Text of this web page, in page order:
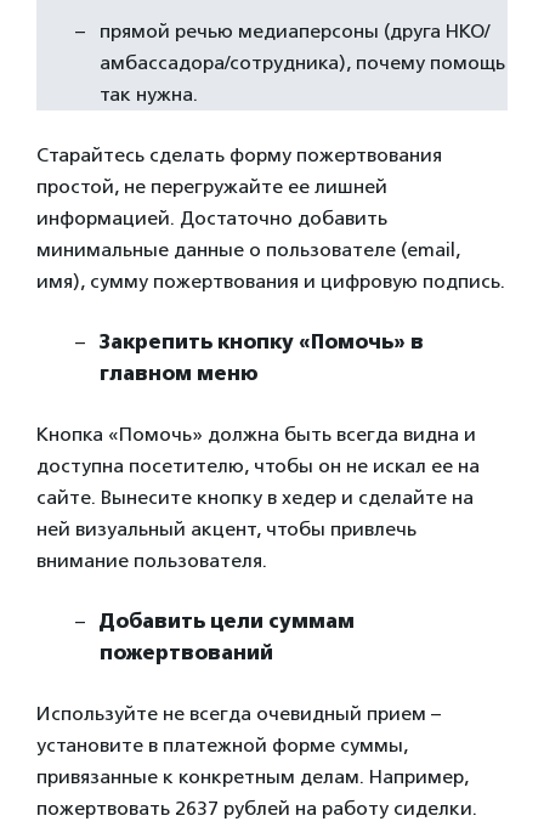
прямой речью медиаперсоны (друга НКО/
амбассадора/сотрудника), почему помощь
так нужна.
Старайтесь сделать форму пожертвования
простой, не перегружайте ее лишней
информацией. Достаточно добавить
минимальные данные о пользователе (email,
имя), сумму пожертвования и цифровую подпись.
Закрепить кнопку «Помочь» в
главном меню
Кнопка «Помочь» должна быть всегда видна и
доступна посетителю, чтобы он не искал ее на
сайте. Вынесите кнопку в хедер и сделайте на
ней визуальный акцент, чтобы привлечь
внимание пользователя.
Добавить цели суммам
пожертвований
Используйте не всегда очевидный прием –
установите в платежной форме суммы,
привязанные к конкретным делам. Например,
пожертвовать 2637 рублей на работу сиделки.